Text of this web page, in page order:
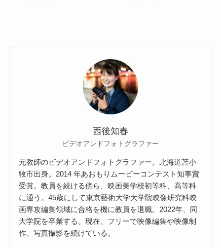
西後知春
ビデオアンドフォトグラファー
元教師のビデオアンドフォトグラファー。北海道苫⼩
牧市出⾝。2014 年あおもりムービーコンテスト知事賞
受賞。教員を続ける傍ら、映画美学校初等科、⾼等科
に通う。45歳にして東京藝術⼤学⼤学院映像研究科映
画専攻編集領域に合格を機に教員を退職。2022年、同
⼤学院を卒業する。現在、フリーで映像編集や映像制
作、写真撮影を続けている。